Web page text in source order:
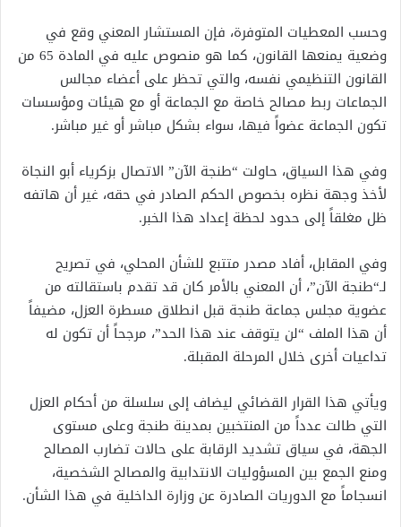
وحسب المعطيات المتوفرة، فإن المستشار المعني وقع في
وضعية يمنعها القانون، كما هو منصوص عليه في المادة 65 من
القانون التنظيمي نفسه، والتي تحظر على أعضاء مجالس
الجماعات ربط مصالح خاصة مع الجماعة أو مع هيئات ومؤسسات
تكون الجماعة عضواً فيها، سواء بشكل مباشر أو غير مباشر.
وفي هذا السياق، حاولت “طنجة الآن” الاتصال بزكرياء أبو النجاة
لأخذ وجهة نظره بخصوص الحكم الصادر في حقه، غير أن هاتفه
ظل مغلقاً إلى حدود لحظة إعداد هذا الخبر.
وفي المقابل، أفاد مصدر متتبع للشأن المحلي، في تصريح
لـ“طنجة الآن”، أن المعني بالأمر كان قد تقدم باستقالته من
عضوية مجلس جماعة طنجة قبل انطلاق مسطرة العزل، مضيفاً
أن هذا الملف “لن يتوقف عند هذا الحد”، مرجحاً أن تكون له
تداعيات أخرى خلال المرحلة المقبلة.
ويأتي هذا القرار القضائي ليضاف إلى سلسلة من أحكام العزل
التي طالت عدداً من المنتخبين بمدينة طنجة وعلى مستوى
الجهة، في سياق تشديد الرقابة على حالات تضارب المصالح
ومنع الجمع بين المسؤوليات الانتدابية والمصالح الشخصية،
انسجاماً مع الدوريات الصادرة عن وزارة الداخلية في هذا الشأن.